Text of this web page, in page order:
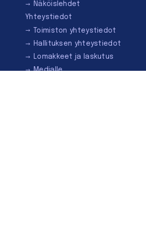
Näköislehdet
Yhteystiedot
Toimiston yhteystiedot
Hallituksen yhteystiedot
Lomakkeet ja laskutus
Medialle